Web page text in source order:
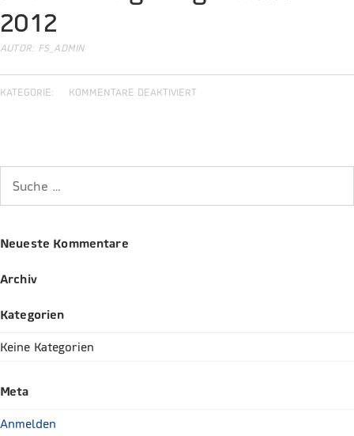
2012
AUTOR: FS_ADMIN
KATEGORIE: KOMMENTARE DEAKTIVIERT
Neueste Kommentare
Archiv
Kategorien
Keine Kategorien
Meta
Anmelden